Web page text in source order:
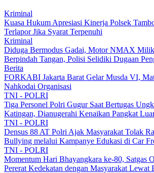
Kriminal
Kuasa Hukum Apresiasi Kinerja Polsek
Terlapor Jika Syarat Terpenuhi
Kriminal
Diduga Bermodus Gadai, Motor NMAX
Berpindah Tangan, Polisi Selidiki Dugaan
Berita
FORKABI Jakarta Barat Gelar Musda VI,
Nahkodai Organisasi
TNI - POLRI
Tiga Personel Polri Gugur Saat Bertugas
Katingan, Dianugerahi Kenaikan Pangkat
TNI - POLRI
Densus 88 AT Polri Ajak Masyarakat Tolak
Bullying melalui Kampanye Edukasi di Car
TNI - POLRI
Momentum Hari Bhayangkara ke-80, Satgas
Pererat Kedekatan dengan Masyarakat Lewat